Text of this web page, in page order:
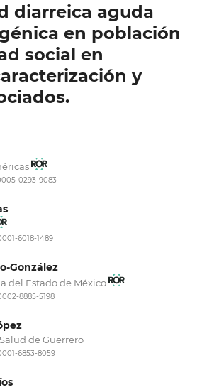
diarreica aguda
en población
social en
y
0293-9083
6018-1489
González
del Estado de México
8885-5198
de Guerrero
6853-8059